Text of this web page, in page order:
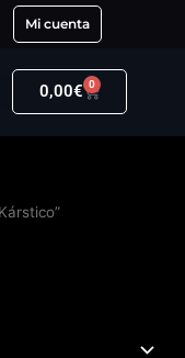
Mi cuenta
0,00€ 0
Carrito